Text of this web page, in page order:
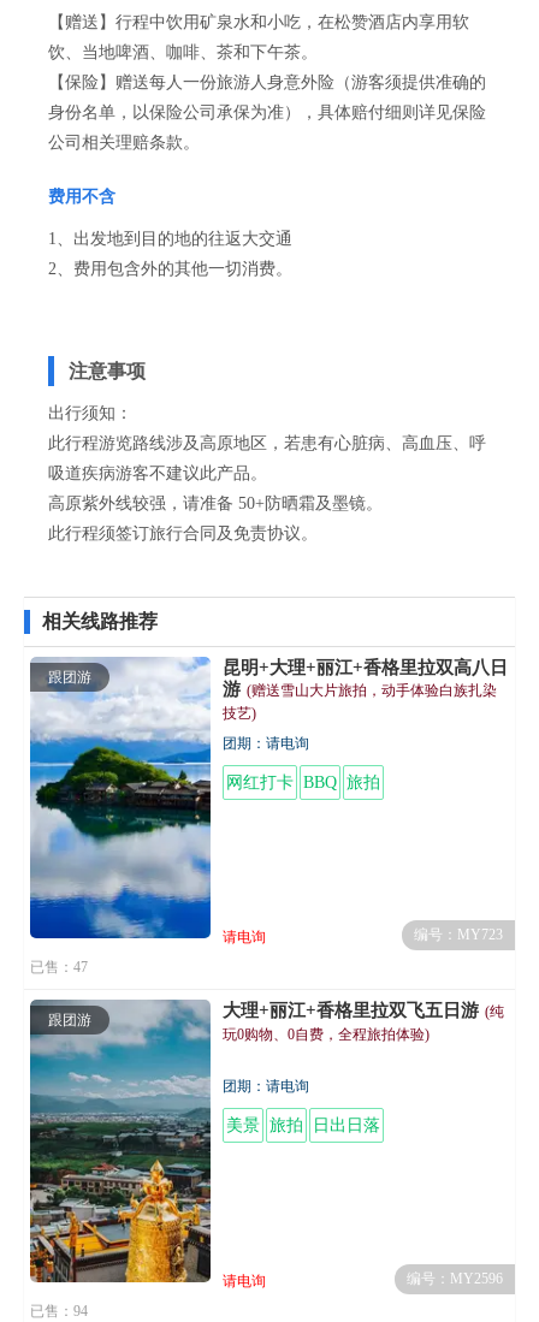
【赠送】行程中饮用矿泉水和小吃，在松赞酒店内享用软
饮、当地啤酒、咖啡、茶和下午茶。
【保险】赠送每人一份旅游人身意外险（游客须提供准确的
身份名单，以保险公司承保为准），具体赔付细则详见保险
公司相关理赔条款。
费用不含
1、出发地到目的地的往返大交通
2、费用包含外的其他一切消费。
注意事项
出行须知：
此行程游览路线涉及高原地区，若患有心脏病、高血压、呼
吸道疾病游客不建议此产品。
高原紫外线较强，请准备 50+防晒霜及墨镜。
此行程须签订旅行合同及免责协议。
相关线路推荐
跟团游
昆明+大理+丽江+香格里拉双高八日
游 (赠送雪山大片旅拍，动手体验白族扎染
技艺)
团期：请电询
网红打卡 BBQ 旅拍
请电询
编号：MY723
已售：47
跟团游 大理+丽江+香格里拉双飞五日游 (纯
玩0购物、0自费，全程旅拍体验)
团期：请电询
美景 旅拍 日出日落
请电询
编号：MY2596
已售：94